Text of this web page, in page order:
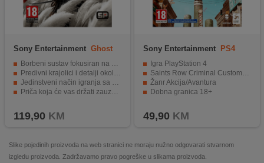
Sony Entertainment Ghost
Edition
Borbeni sustav fokusiran na dueliranje.
Predivni krajolici i detalji okoline.
Jedinstveni način igranja sa nekoliko opcija.
Priča koja će vas držati zauzetima.
119,90 KM
Sony Entertainment
PS4
Igra PlayStation 4
Saints Row Criminal Customs Edition
Žanr Akcija/Avantura
Dobna granica 18+
49,90 KM
Slike pojedinih proizvoda na web stranici ne moraju nužno odgovarati stvarnom
izgledu proizvoda. Zadržavamo pravo pogreške u slikama proizvoda.